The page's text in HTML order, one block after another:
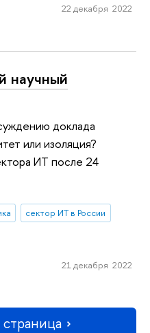
22 декабря 2022
научный
доклада
или изоляция?
ИТ после 24
сектор ИТ в России
21 декабря 2022